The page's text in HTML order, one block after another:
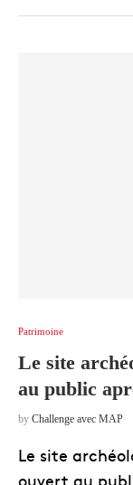
Patrimoine
Le site
au public
by Challenge avec MAP
Le site
ouvert au